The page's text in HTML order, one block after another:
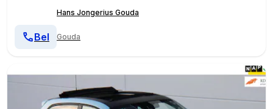
Hans Jongerius Gouda
Gouda
Bel